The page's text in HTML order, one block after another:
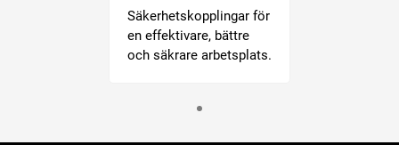
Säkerhetskopplingar för
en effektivare, bättre
och säkrare arbetsplats.